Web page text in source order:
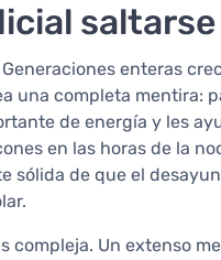
enteras
una completa mentira:
de energía y les
en las horas de la
sólida de que el
compleja. Un extenso